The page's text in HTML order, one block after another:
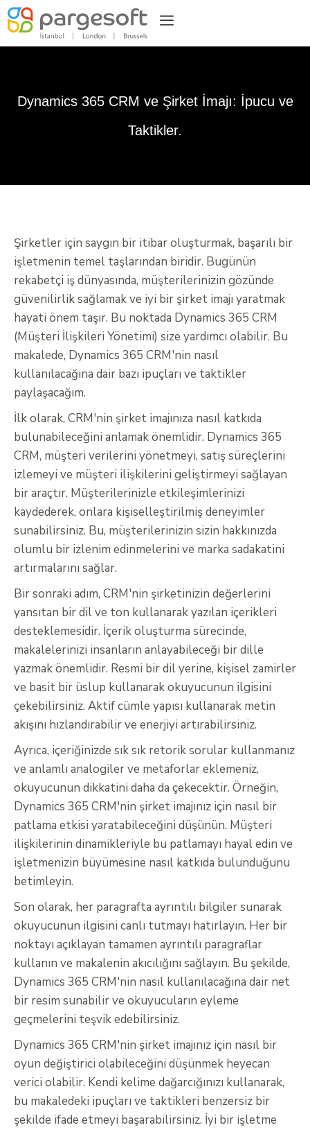
Dynamics 365 CRM ve Şirket İmajı: İpucu ve
Taktikler.
Şirketler için saygın bir itibar oluşturmak, başarılı bir
işletmenin temel taşlarından biridir. Bugünün
rekabetçi iş dünyasında, müşterilerinizin gözünde
güvenilirlik sağlamak ve iyi bir şirket imajı yaratmak
hayati önem taşır. Bu noktada Dynamics 365 CRM
(Müşteri İlişkileri Yönetimi) size yardımcı olabilir. Bu
makalede, Dynamics 365 CRM'nin nasıl
kullanılacağına dair bazı ipuçları ve taktikler
paylaşacağım.
İlk olarak, CRM'nin şirket imajınıza nasıl katkıda
bulunabileceğini anlamak önemlidir. Dynamics 365
CRM, müşteri verilerini yönetmeyi, satış süreçlerini
izlemeyi ve müşteri ilişkilerini geliştirmeyi sağlayan
bir araçtır. Müşterilerinizle etkileşimlerinizi
kaydederek, onlara kişiselleştirilmiş deneyimler
sunabilirsiniz. Bu, müşterilerinizin sizin hakkınızda
olumlu bir izlenim edinmelerini ve marka sadakatini
artırmalarını sağlar.
Bir sonraki adım, CRM'nin şirketinizin değerlerini
yansıtan bir dil ve ton kullanarak yazılan içerikleri
desteklemesidir. İçerik oluşturma sürecinde,
makalelerinizi insanların anlayabileceği bir dille
yazmak önemlidir. Resmi bir dil yerine, kişisel zamirler
ve basit bir üslup kullanarak okuyucunun ilgisini
çekebilirsiniz. Aktif cümle yapısı kullanarak metin
akışını hızlandırabilir ve enerjiyi artırabilirsiniz.
Ayrıca, içeriğinizde sık sık retorik sorular kullanmanız
ve anlamlı analogiler ve metaforlar eklemeniz,
okuyucunun dikkatini daha da çekecektir. Örneğin,
Dynamics 365 CRM'nin şirket imajınız için nasıl bir
patlama etkisi yaratabileceğini düşünün. Müşteri
ilişkilerinin dinamikleriyle bu patlamayı hayal edin ve
işletmenizin büyümesine nasıl katkıda bulunduğunu
betimleyin.
Son olarak, her paragrafta ayrıntılı bilgiler sunarak
okuyucunun ilgisini canlı tutmayı hatırlayın. Her bir
noktayı açıklayan tamamen ayrıntılı paragraflar
kullanın ve makalenin akıcılığını sağlayın. Bu şekilde,
Dynamics 365 CRM'nin nasıl kullanılacağına dair net
bir resim sunabilir ve okuyucuların eyleme
geçmelerini teşvik edebilirsiniz.
Dynamics 365 CRM'nin şirket imajınız için nasıl bir
oyun değiştirici olabileceğini düşünmek heyecan
verici olabilir. Kendi kelime dağarcığınızı kullanarak,
bu makaledeki ipuçları ve taktikleri benzersiz bir
şekilde ifade etmeyi başarabilirsiniz. İyi bir işletme